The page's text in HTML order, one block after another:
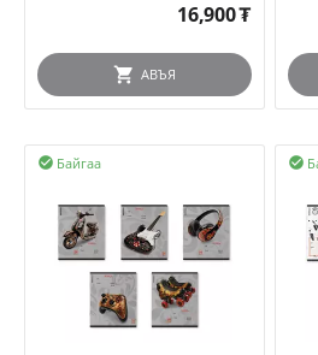
16,900₮
АВЪЯ
Байгаа
 